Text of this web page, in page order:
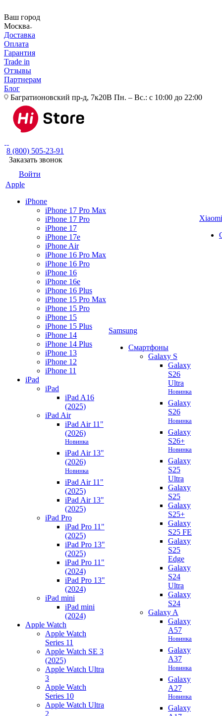
Ваш город
Москва
Доставка
Оплата
Гарантия
Trade in
Отзывы
Партнерам
Блог
Багратионовский пр-д, 7к20В Пн. – Вс.: с 10:00 до 22:00
8 (800) 505-23-91
Заказать звонок
Войти
Apple
iPhone
iPhone 17 Pro Max
iPhone 17 Pro
iPhone 17
iPhone 17e
iPhone Air
iPhone 16 Pro Max
iPhone 16 Pro
iPhone 16
iPhone 16e
iPhone 16 Plus
iPhone 15 Pro Max
iPhone 15 Pro
iPhone 15
iPhone 15 Plus
iPhone 14
iPhone 14 Plus
iPhone 13
iPhone 12
iPhone 11
iPad
iPad
iPad A16
(2025)
iPad Air
iPad Air 11"
(2026)
Новинка
iPad Air 13"
(2026)
Новинка
iPad Air 11"
(2025)
iPad Air 13"
(2025)
iPad Pro
iPad Pro 11"
(2025)
iPad Pro 13"
(2025)
iPad Pro 11"
(2024)
iPad Pro 13"
(2024)
iPad mini
iPad mini
(2024)
Apple Watch
Apple Watch
Series 11
Apple Watch SE 3
(2025)
Apple Watch Ultra
3
Apple Watch
Series 10
Apple Watch Ultra
2
Samsung
Смартфоны
Galaxy S
Galaxy
S26
Ultra
Новинка
Galaxy
S26
Новинка
Galaxy
S26+
Новинка
Galaxy
S25
Ultra
Galaxy
S25
Galaxy
S25+
Galaxy
S25 FE
Galaxy
S25
Edge
Galaxy
S24
Ultra
Galaxy
S24
Galaxy A
Galaxy
A57
Новинка
Galaxy
A37
Новинка
Galaxy
A27
Новинка
Galaxy
Xiaomi